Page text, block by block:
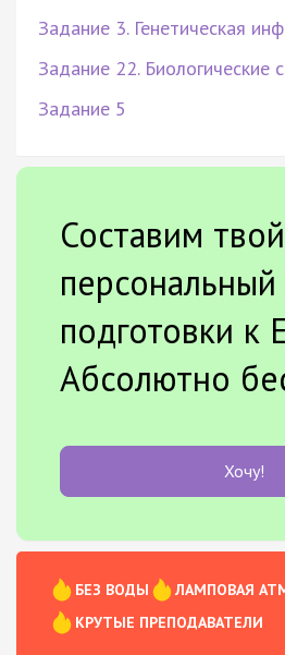
Задание 3. Генетическая
Задание 22. Биологические
Задание 5
Составим твой
персональный
подготовки к
Абсолютно
Хочу!
БЕЗ ВОДЫ
ЛАМПОВАЯ
КРУТЫЕ ПРЕПОДАВАТЕЛИ